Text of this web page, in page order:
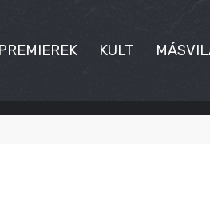
PREMIEREK KULT